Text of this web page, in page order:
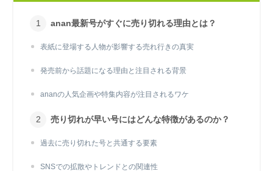
anan最新号がすぐに売り切れる理由とは？
表紙に登場する人物が影響する売れ行きの真実
発売前から話題になる理由と注目される背景
ananの人気企画や特集内容が注目されるワケ
売り切れが早い号にはどんな特徴があるのか？
過去に売り切れた号と共通する要素
SNSでの拡散やトレンドとの関連性